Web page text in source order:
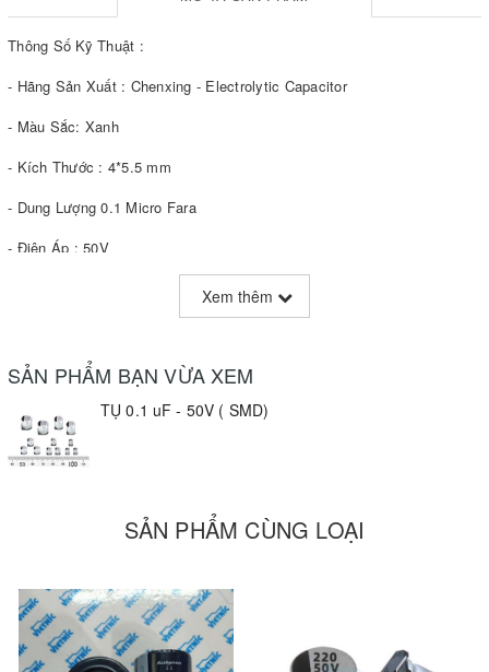
Thông Số Kỹ Thuật :
- Hãng Sản Xuất : Chenxing - Electrolytic Capacitor
- Màu Sắc: Xanh
- Kích Thước : 4*5.5 mm
- Dung Lượng 0.1 Micro Fara
- Điện Áp : 50V
Xem thêm
SẢN PHẨM BẠN VỪA XEM
TỤ 0.1 uF - 50V ( SMD)
SẢN PHẨM CÙNG LOẠI